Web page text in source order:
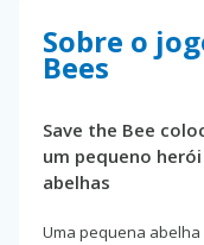
Sobre o
Bees
Save the Bee
um pequeno
abelhas
Uma pequena